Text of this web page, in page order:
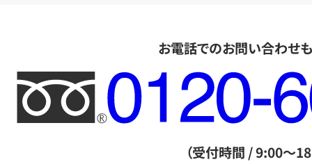
お電話でのお問い合わせ
フ
リ
ー
（受付時間 / 9:00～